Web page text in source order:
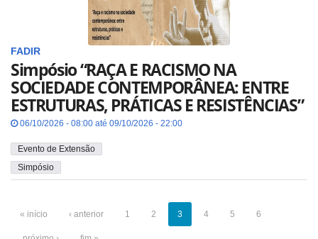
FADIR
Simpósio “RAÇA E RACISMO NA
SOCIEDADE CONTEMPORÂNEA: ENTRE
ESTRUTURAS, PRÁTICAS E RESISTÊNCIAS”
06/10/2026 - 08:00 até 09/10/2026 - 22:00
Evento de Extensão
Simpósio
« início ‹ anterior 1 2 3 4 5 6